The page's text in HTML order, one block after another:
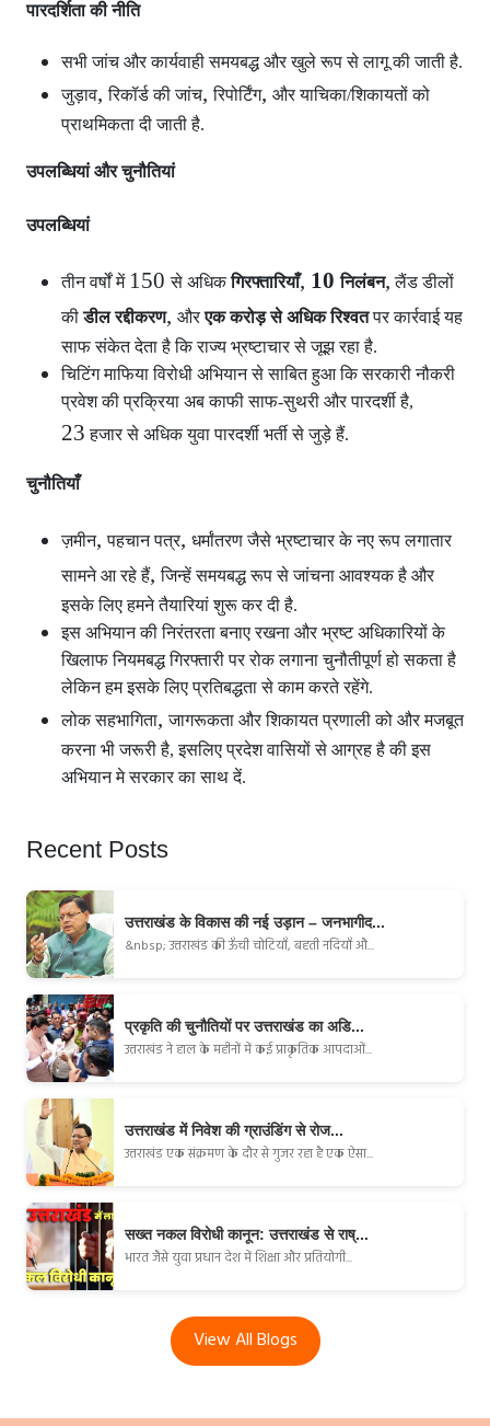
पारदर्शिता की नीति
सभी जांच और कार्यवाही समयबद्ध और खुले रूप से लागू की जाती है.
जुड़ाव,रिकॉर्ड की जांच,रिपोर्टिंग, और याचिका/शिकायतों को
प्राथमिकता दी जाती है.
उपलब्धियां और चुनौतियां
उपलब्धियां
तीन वर्षों में 150से अधिकगिरफ्तारियाँ, 10निलंबन, लैंड डीलों
की डील रद्दीकरण, और एक करोड़ से अधिक रिश्वत पर कार्रवाई यह
साफ संकेत देता है कि राज्य भ्रष्टाचार से जूझ रहा है.
चिटिंग माफिया विरोधी अभियान से साबित हुआ कि सरकारी नौकरी
प्रवेश की प्रक्रिया अब काफी साफ-सुथरी और पारदर्शी है,
23 हजार से अधिक युवा पारदर्शी भर्ती से जुड़े हैं.
चुनौतियाँ
ज़मीन,पहचान पत्र, धर्मांतरण जैसे भ्रष्टाचार के नए रूप लगातार
सामने आ रहे हैं,जिन्हें समयबद्ध रूप से जांचना आवश्यक है और
इसके लिए हमने तैयारियां शुरू कर दी है.
इस अभियान की निरंतरता बनाए रखना और भ्रष्ट अधिकारियों के
खिलाफ नियमबद्ध गिरफ्तारी पर रोक लगाना चुनौतीपूर्ण हो सकता है
लेकिन हम इसके लिए प्रतिबद्धता से काम करते रहेंगे.
लोक सहभागिता,जागरूकता और शिकायत प्रणाली को और मजबूत
करना भी जरूरी है, इसलिए प्रदेश वासियों से आग्रह है की इस
अभियान मे सरकार का साथ दें.
Recent Posts
उत्तराखंड के विकास की नई उड़ान – जनभागीद...
&nbsp; उत्तराखंड की ऊँची चोटियाँ, बहती नदियाँ औ...
प्रकृति की चुनौतियों पर उत्तराखंड का अडि...
उत्तराखंड ने हाल के महीनों में कई प्राकृतिक आपदाओं...
उत्तराखंड में निवेश की ग्राउंडिंग से रोज...
उत्तराखंड एक संक्रमण के दौर से गुजर रहा है एक ऐसा...
सख्त नकल विरोधी कानून: उत्तराखंड से राष्...
भारत जैसे युवा प्रधान देश में शिक्षा और प्रतियोगी...
View All Blogs